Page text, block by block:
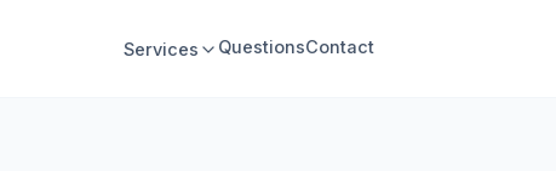
Services QuestionsContact